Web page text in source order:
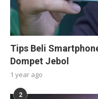
Tips Beli
Dompet Jebol
1 year ago
2